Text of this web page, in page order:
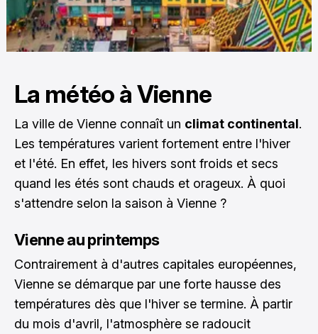
La météo à Vienne
La ville de Vienne connaît un climat continental.
Les températures varient fortement entre l'hiver
et l'été. En effet, les hivers sont froids et secs
quand les étés sont chauds et orageux. À quoi
s'attendre selon la saison à Vienne ?
Vienne au printemps
Contrairement à d'autres capitales européennes,
Vienne se démarque par une forte hausse des
températures dès que l'hiver se termine. À partir
du mois d'avril, l'atmosphère se radoucit